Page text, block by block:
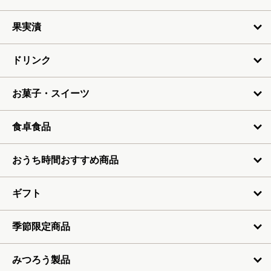
6月
果実漬
ドリンク
お菓子・スイーツ
食卓食品
おうち時間おすすめ商品
ギフト
季節限定商品
みつろう製品